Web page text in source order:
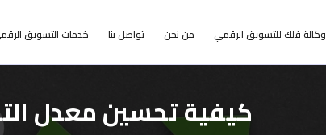
وكالة فلك للتسويق الرقمي من نحن تواصل بنا خدمات التسويق
كيفية تحسين معدل